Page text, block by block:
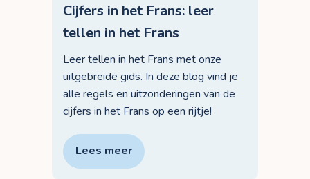
Cijfers in het Frans: leer
tellen in het Frans
Leer tellen in het Frans met onze
uitgebreide gids. In deze blog vind je
alle regels en uitzonderingen van de
cijfers in het Frans op een rijtje!
Lees meer